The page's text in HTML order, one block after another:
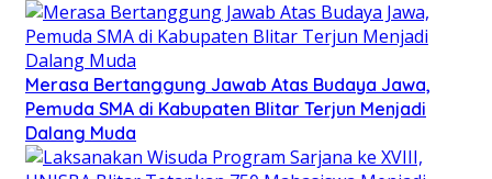
Merasa Bertanggung Jawab Atas Budaya Jawa,
Pemuda SMA di Kabupaten Blitar Terjun Menjadi
Dalang Muda